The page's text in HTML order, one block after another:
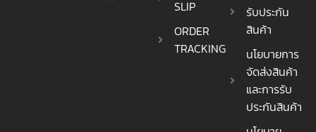
SLIP
ORDER
TRACKING
รับประกัน
สินค้า
นโยบายการ
จัดส่งสินค้า
และการรับ
ประกันสินค้า